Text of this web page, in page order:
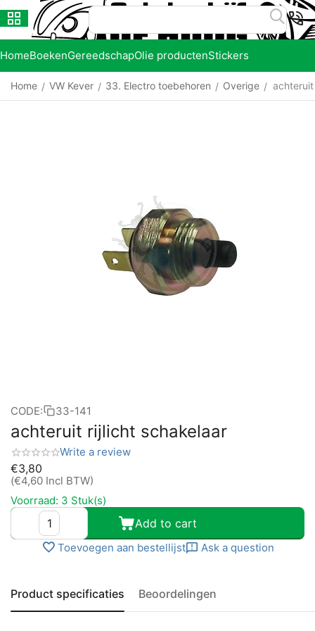
HomeBoekenGereedschapOlie productenStickers
Home / VW Kever / 33. Electro toebehoren / Overige /
CODE: 33-141
achteruit rijlicht schakelaar
Write a review
€3,80
(€4,60 Incl BTW)
Voorraad: 3 Stuk(s)
Add to cart
Toevoegen aan bestellijst Ask a question
Product specificaties Beoordelingen